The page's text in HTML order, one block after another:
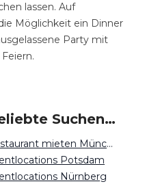
lassen. Auf
Möglichkeit ein Dinner
Party mit
Beliebte Suchen auf Event Inc
Restaurant mieten München
Potsdam
Nürnberg